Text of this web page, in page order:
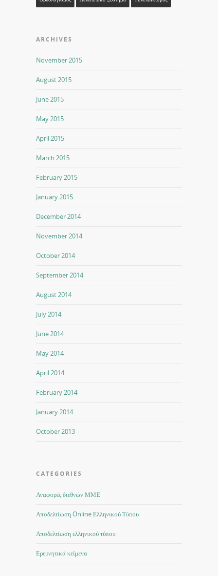
ARCHIVES
November 2015
August 2015
June 2015
May 2015
April 2015
March 2015
February 2015
January 2015
December 2014
November 2014
October 2014
September 2014
August 2014
July 2014
June 2014
May 2014
April 2014
February 2014
January 2014
October 2013
CATEGORIES
Αναφορές διεθνών ΜΜΕ
Αποδελτίωση Online Ελληνικού Τύπου
Αποδελτίωση ελληνικού τύπου
Ερευνητικά κείμενα